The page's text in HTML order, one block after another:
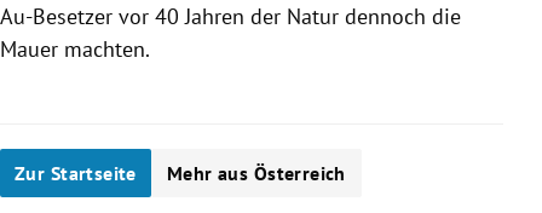
Au-Besetzer vor 40 Jahren der Natur dennoch die
Mauer machten.
Zur Startseite Mehr aus Österreich